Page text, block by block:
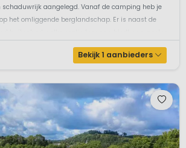
schaduwrijk aangelegd. Vanaf de camping heb je
het omliggende berglandschap. Er is naast de
Bekijk 1 aanbieders